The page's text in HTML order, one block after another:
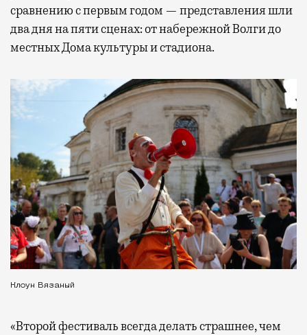
сравнению с первым годом — представления шли
два дня на пяти сценах: от набережной Волги до
местных Дома культуры и стадиона.
Клоун Вязаный
«Второй фестиваль всегда делать страшнее, чем